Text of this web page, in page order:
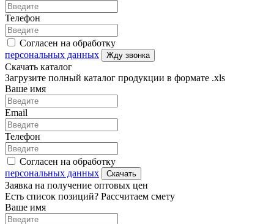
Телефон
Согласен на обработку
персональных данных
Жду звонка
Скачать каталог
Загрузите полный каталог продукции в формате .xls
Ваше имя
Email
Телефон
Согласен на обработку
персональных данных
Скачать
Заявка на получение оптовых цен
Есть список позиций? Рассчитаем смету
Ваше имя